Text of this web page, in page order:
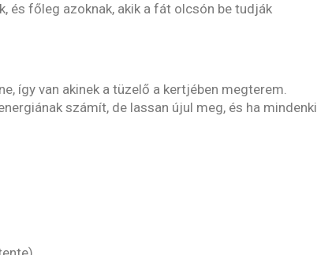
és főleg azoknak, akik a fát olcsón be tudják
így van akinek a tüzelő a kertjében megterem.
számít, de lassan újul meg, és ha mindenki